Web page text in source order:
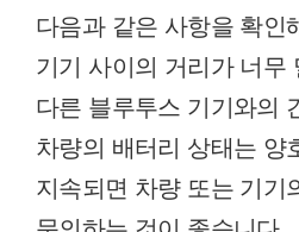
다음과 같은 사항을 확인
기기 사이의 거리가 너무
다른 블루투스 기기와의
차량의 배터리 상태는 양
지속되면 차량 또는 기기